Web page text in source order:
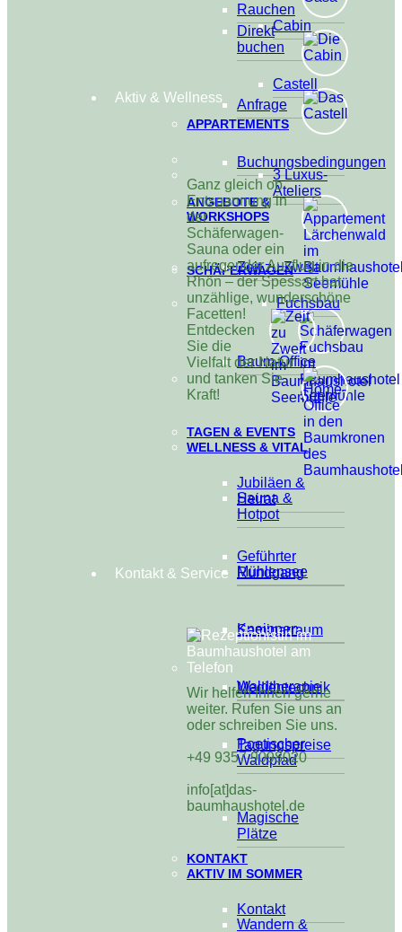
Rauchen
Cabin
Castell
APPARTEMENTS
3 Luxus-
Ateliers
SCHÄFERWAGEN
Fuchsbau
Direkt
buchen
Anfrage
Buchungsbedingungen
ANGEBOTE &
WORKSHOPS
Zeit zu Zweit
Baum-Office
TAGEN & EVENTS
Jubiläen &
Heirat
Geführter
Rundgang
Seminarraum
Medientechnik
Tagungspreise
Aktiv & Wellness
Ganz gleich ob
Entspannung in
der
Schäferwagen-
Sauna oder ein
aufregender Ausflug in die
Rhön – der Spessart hat
unzählige, wunderschöne
Facetten!
Entdecken
Sie die
Vielfalt der Natur
und tanken Sie
Kraft!
WELLNESS & VITAL
Sauna &
Hotpot
Mühlensee
Kneippen
Waldtherapie
Poetischer
Waldpfad
Magische
Plätze
AKTIV IM SOMMER
Wandern &
Kontakt & Service
Wir helfen Ihnen gerne
weiter. Rufen Sie uns an
oder schreiben Sie uns.
+49 9357 9098020
info[at]das-
baumhaushotel.de
KONTAKT
Kontakt